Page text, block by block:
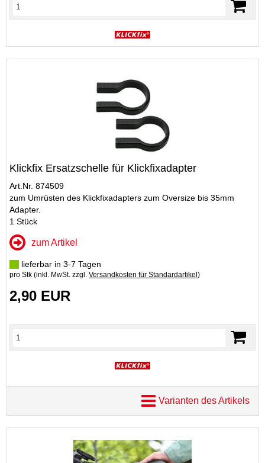
Klickfix Ersatzschelle für Klickfixadapter
Art.Nr. 874509
zum Umrüsten des Klickfixadapters zum Oversize bis 35mm
Adapter.
1 Stück
zum Artikel
lieferbar in 3-7 Tagen
pro Stk (inkl. MwSt. zzgl. Versandkosten für Standardartikel)
2,90 EUR
Varianten des Artikels